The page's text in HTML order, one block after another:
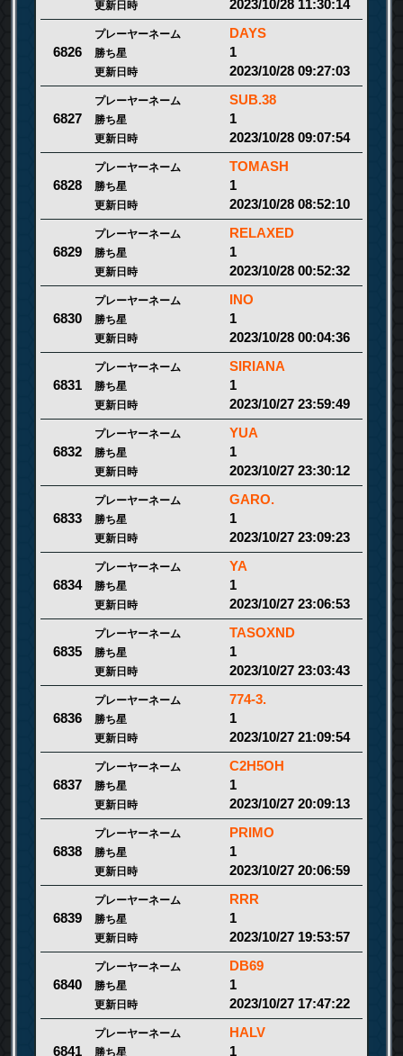
更新日時 2023/10/28 11:30:14
6826
プレーヤーネーム DAYS
勝ち星 1
更新日時 2023/10/28 09:27:03
6827
プレーヤーネーム SUB.38
勝ち星 1
更新日時 2023/10/28 09:07:54
6828
プレーヤーネーム TOMASH
勝ち星 1
更新日時 2023/10/28 08:52:10
6829
プレーヤーネーム RELAXED
勝ち星 1
更新日時 2023/10/28 00:52:32
6830
プレーヤーネーム INO
勝ち星 1
更新日時 2023/10/28 00:04:36
6831
プレーヤーネーム SIRIANA
勝ち星 1
更新日時 2023/10/27 23:59:49
6832
プレーヤーネーム YUA
勝ち星 1
更新日時 2023/10/27 23:30:12
6833
プレーヤーネーム GARO.
勝ち星 1
更新日時 2023/10/27 23:09:23
6834
プレーヤーネーム YA
勝ち星 1
更新日時 2023/10/27 23:06:53
6835
プレーヤーネーム TASOXND
勝ち星 1
更新日時 2023/10/27 23:03:43
6836
プレーヤーネーム 774-3.
勝ち星 1
更新日時 2023/10/27 21:09:54
6837
プレーヤーネーム C2H5OH
勝ち星 1
更新日時 2023/10/27 20:09:13
6838
プレーヤーネーム PRIMO
勝ち星 1
更新日時 2023/10/27 20:06:59
6839
プレーヤーネーム RRR
勝ち星 1
更新日時 2023/10/27 19:53:57
6840
プレーヤーネーム DB69
勝ち星 1
更新日時 2023/10/27 17:47:22
6841
プレーヤーネーム HALV
勝ち星 1